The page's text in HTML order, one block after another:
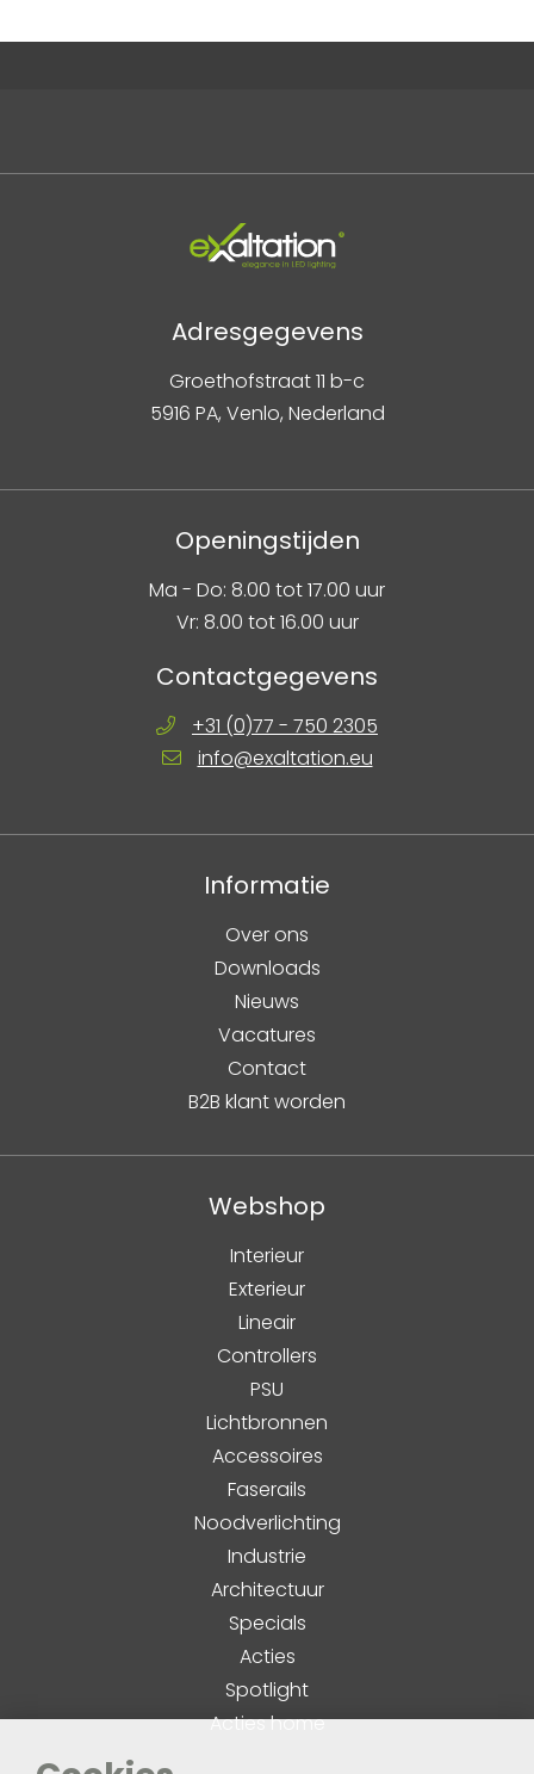
Adresgegevens
Groethofstraat 11 b-c
5916 PA, Venlo, Nederland
Openingstijden
Ma - Do: 8.00 tot 17.00 uur
Vr: 8.00 tot 16.00 uur
Contactgegevens
+31 (0)77 - 750 2305
info@exaltation.eu
Informatie
Over ons
Downloads
Nieuws
Vacatures
Contact
B2B klant worden
Webshop
Interieur
Exterieur
Lineair
Controllers
PSU
Lichtbronnen
Accessoires
Faserails
Noodverlichting
Industrie
Architectuur
Specials
Acties
Spotlight
Acties home